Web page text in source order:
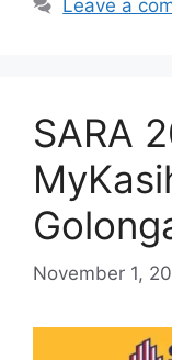
Leave a
SARA
November 1,